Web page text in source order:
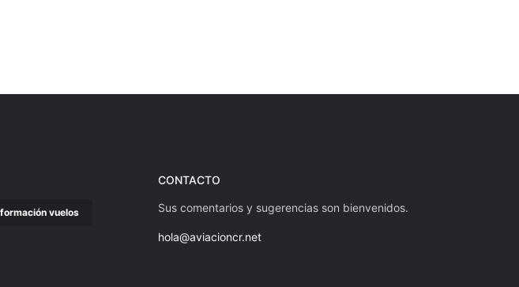
vuelos
CONTACTO
Sus comentarios y sugerencias son bienvenidos.
hola@aviacioncr.net